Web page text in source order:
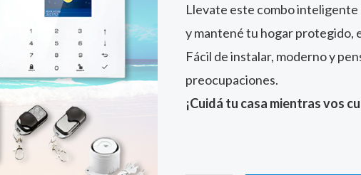
Llevate este combo inteligente
y mantené tu hogar protegido,
Fácil de instalar, moderno y
preocupaciones.
¡Cuidá tu casa mientras vos